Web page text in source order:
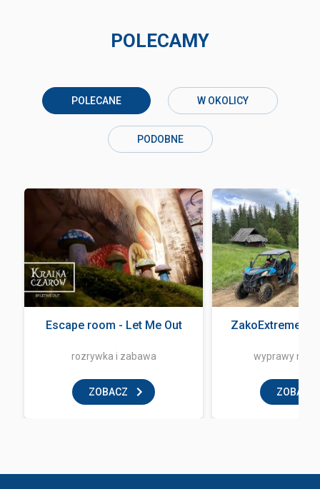
POLECAMY
POLECANE W OKOLICY
PODOBNE
Escape room - Let Me Out
rozrywka i zabawa
ZOBACZ
ZakoExtreme
wyprawy na
ZOBACZ